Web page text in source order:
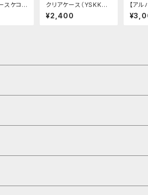
スケコ
OF
クリアケース（YSKKSK
2021）
¥2,400
【アル
ース
KE